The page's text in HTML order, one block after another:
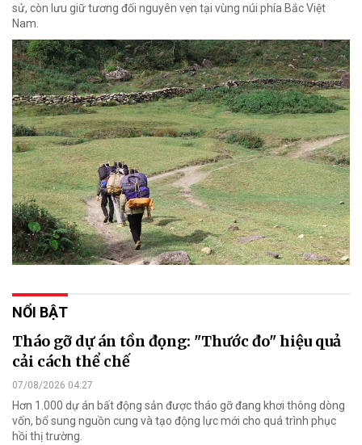
sử, còn lưu giữ tương đối nguyên vẹn tại vùng núi phía Bắc Việt
Nam.
NỔI BẬT
Tháo gỡ dự án tồn đọng: "Thước đo" hiệu quả
cải cách thể chế
07/08/2026 04:27
Hơn 1.000 dự án bất động sản được tháo gỡ đang khơi thông dòng
vốn, bổ sung nguồn cung và tạo động lực mới cho quá trình phục
hồi thị trường.